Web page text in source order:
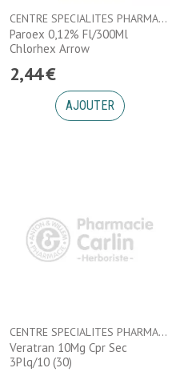
CENTRE SPECIALITES PHARMACEUTIQUES
Paroex 0,12% Fl/300Ml
Chlorhex Arrow
2,44€
AJOUTER
CENTRE SPECIALITES PHARMACEUTIQUES
Veratran 10Mg Cpr Sec
3Plq/10 (30)